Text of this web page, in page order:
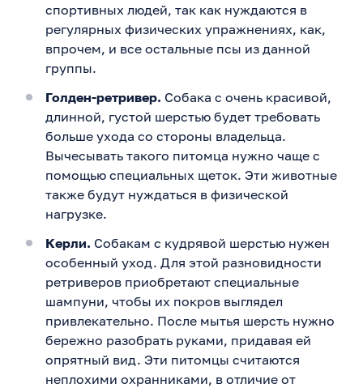
спортивных людей, так как нуждаются в
регулярных физических упражнениях, как,
впрочем, и все остальные псы из данной
группы.
Голден-ретривер. Собака с очень красивой,
длинной, густой шерстью будет требовать
больше ухода со стороны владельца.
Вычесывать такого питомца нужно чаще с
помощью специальных щеток. Эти животные
также будут нуждаться в физической
нагрузке.
Керли. Собакам с кудрявой шерстью нужен
особенный уход. Для этой разновидности
ретриверов приобретают специальные
шампуни, чтобы их покров выглядел
привлекательно. После мытья шерсть нужно
бережно разобрать руками, придавая ей
опрятный вид. Эти питомцы считаются
неплохими охранниками, в отличие от